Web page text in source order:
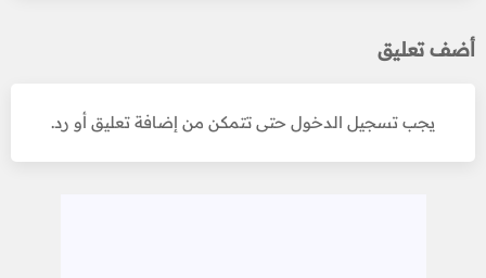
أضف تعليق
يجب تسجيل الدخول حتى تتمكن من إضافة تعليق أو رد.